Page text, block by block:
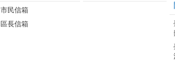
市民信箱
區長信箱